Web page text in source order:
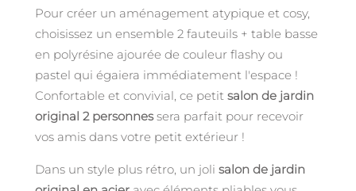
Pour créer un aménagement atypique et cosy,
choisissez un ensemble 2 fauteuils + table basse
en polyrésine ajourée de couleur flashy ou
pastel qui égaiera immédiatement l'espace !
Confortable et convivial, ce petit salon de jardin
original 2 personnessera parfait pour recevoir
vos amis dans votre petit extérieur !
Dans un style plus rétro, un joli salon de jardin